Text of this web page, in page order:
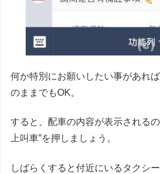
何か特別にお願いしたい事があれ
のままでもOK。
すると、配車の内容が表示される
上叫車”を押しましょう。
しばらくすると付近にいるタクシ